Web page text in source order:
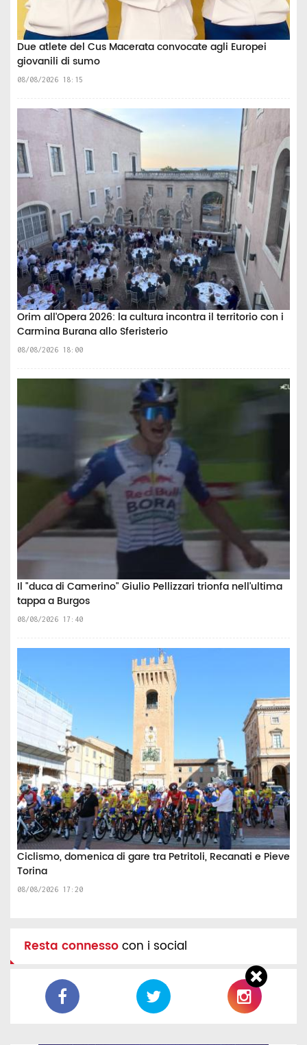
Due atlete del Cus Macerata convocate agli Europei
giovanili di sumo
08/08/2026 18:15
Orim all'Opera 2026: la cultura incontra il territorio con i
Carmina Burana allo Sferisterio
08/08/2026 18:00
Il "duca di Camerino" Giulio Pellizzari trionfa nell’ultima
tappa a Burgos
08/08/2026 17:40
Ciclismo, domenica di gare tra Petritoli, Recanati e Pieve
Torina
08/08/2026 17:20
Resta connessocon i social